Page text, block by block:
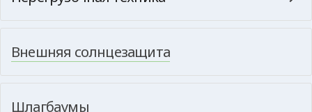
Внешняя солнцезащита
Шлагбаумы